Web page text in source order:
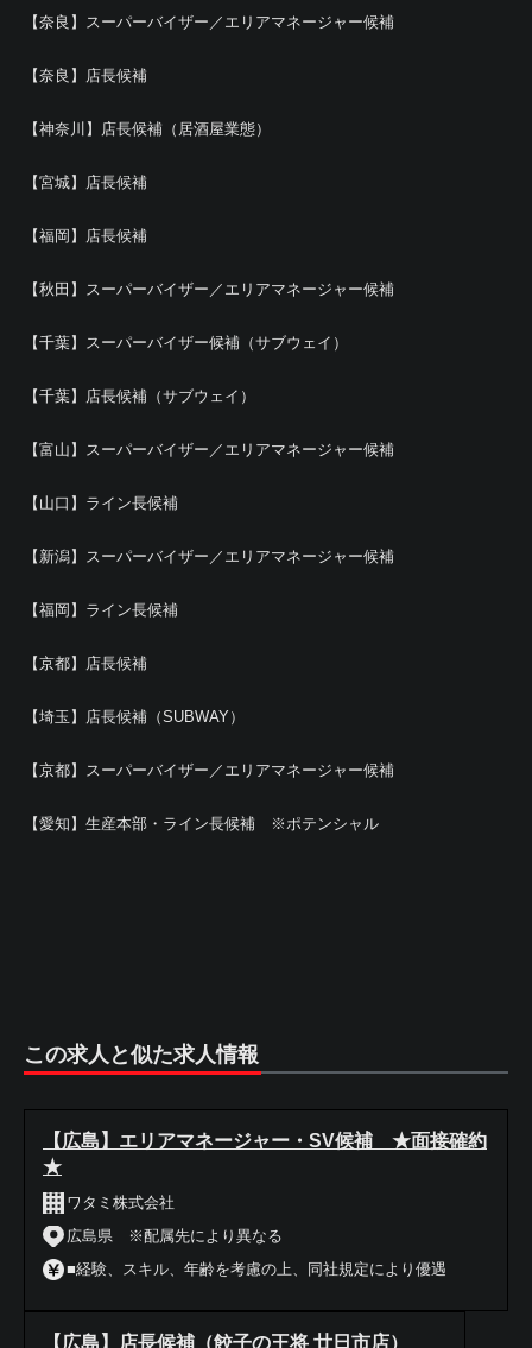
【奈良】スーパーバイザー／エリアマネージャー候補
【奈良】店長候補
【神奈川】店長候補（居酒屋業態）
【宮城】店長候補
【福岡】店長候補
【秋田】スーパーバイザー／エリアマネージャー候補
【千葉】スーパーバイザー候補（サブウェイ）
【千葉】店長候補（サブウェイ）
【富山】スーパーバイザー／エリアマネージャー候補
【山口】ライン長候補
【新潟】スーパーバイザー／エリアマネージャー候補
【福岡】ライン長候補
【京都】店長候補
【埼玉】店長候補（SUBWAY）
【京都】スーパーバイザー／エリアマネージャー候補
【愛知】生産本部・ライン長候補 ※ポテンシャル
この求人と似た求人情報
【広島】エリアマネージャー・SV候補 ★面接確約
★
ワタミ株式会社
広島県 ※配属先により異なる
■経験、スキル、年齢を考慮の上、同社規定により優遇
【広島】店長候補（餃子の王将 廿日市店）